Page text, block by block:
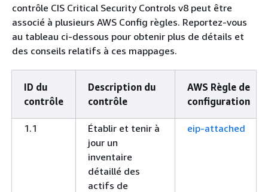
contrôle CIS Critical Security Controls v8 peut être
associé à plusieurs AWS Config règles. Reportez-vous
au tableau ci-dessous pour obtenir plus de détails et
des conseils relatifs à ces mappages.
ID du
contrôle
Description du
contrôle
AWS Règle de
configuration
1.1
Établir et tenir à
jour un
inventaire
détaillé des
actifs de
eip-attached